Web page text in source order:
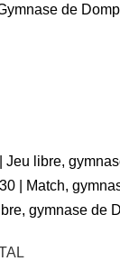
de
Jeu libre,
| Match,
gymnase de